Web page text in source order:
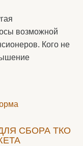
возможной
Кого не
СБОРА ТКО